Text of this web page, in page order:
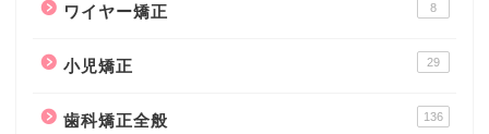
ワイヤー矯正 8
小児矯正 29
歯科矯正全般 136